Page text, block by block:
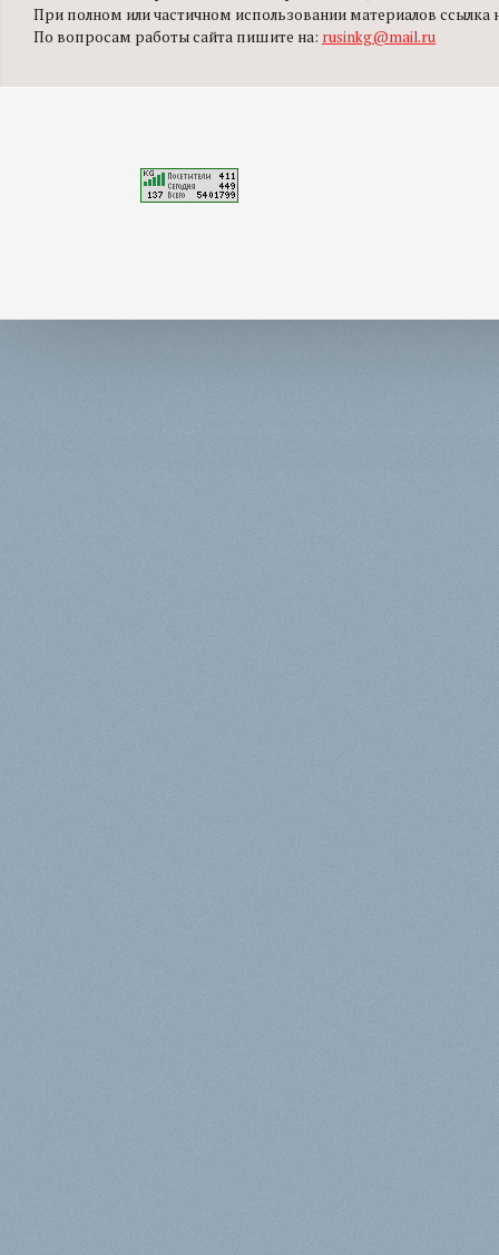
При полном или частичном использовании материалов ссылка
По вопросам работы сайта пишите на: rusinkg@mail.ru